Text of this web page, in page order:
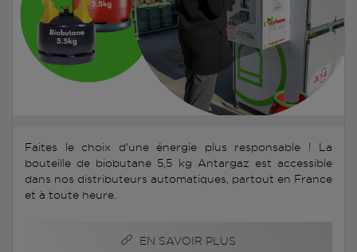
Faites le choix d'une énergie plus responsable ! La
bouteille de biobutane 5,5 kg Antargaz est accessible
dans nos distributeurs automatiques, partout en France
et à toute heure.
EN SAVOIR PLUS